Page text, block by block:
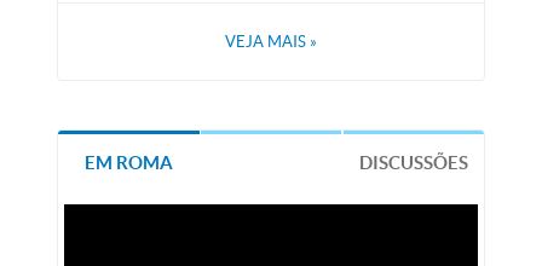
VEJA MAIS »
EM ROMA DISCUSSÕES